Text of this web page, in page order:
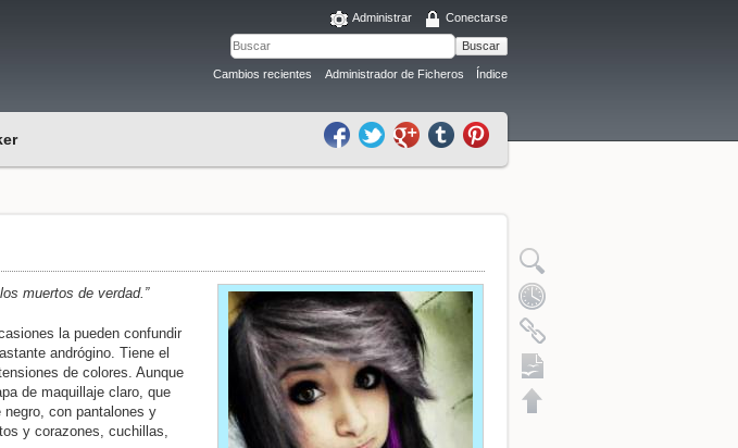
Administrar Conectarse
Buscar
Cambios recientes Administrador de Ficheros Índice
muertos de verdad.”
la pueden confundir
andrógino. Tiene el
de colores. Aunque
de maquillaje claro, que
con pantalones y
y corazones, cuchillas,